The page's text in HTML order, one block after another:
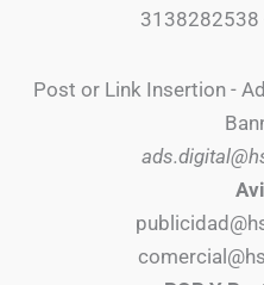
Post or Link Insertion -